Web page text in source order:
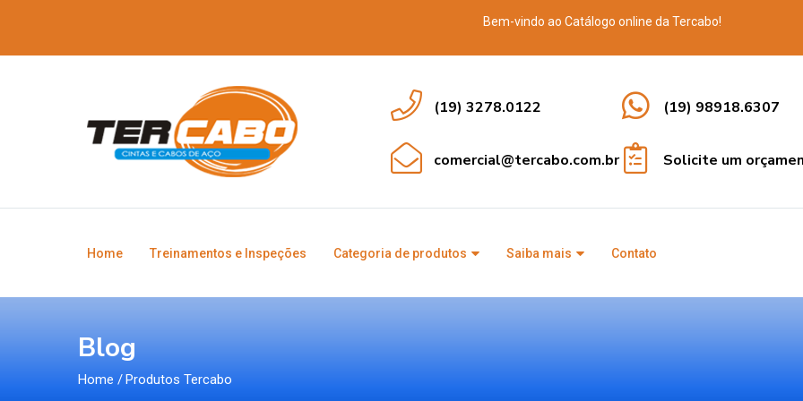
Bem-vindo ao Catálogo online da Tercabo!
(19) 3278.0122 (19) 98918.6307
comercial@tercabo.com.br Solicite um
Home Treinamentos e Inspeções Categoria de produtos Saiba mais Contato
Blog
Home /Produtos Tercabo